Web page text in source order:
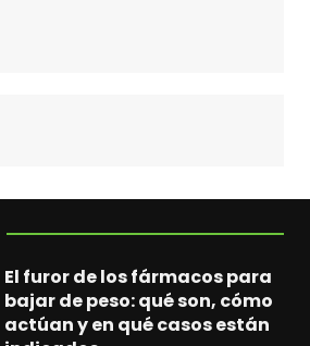
El furor de los fármacos para
bajar de peso: qué son, cómo
actúan y en qué casos están